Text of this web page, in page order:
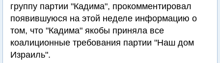
группу партии "Кадима", прокомментировал
появившуюся на этой неделе информацию о
том, что "Кадима" якобы приняла все
коалиционные требования партии "Наш дом
Израиль".